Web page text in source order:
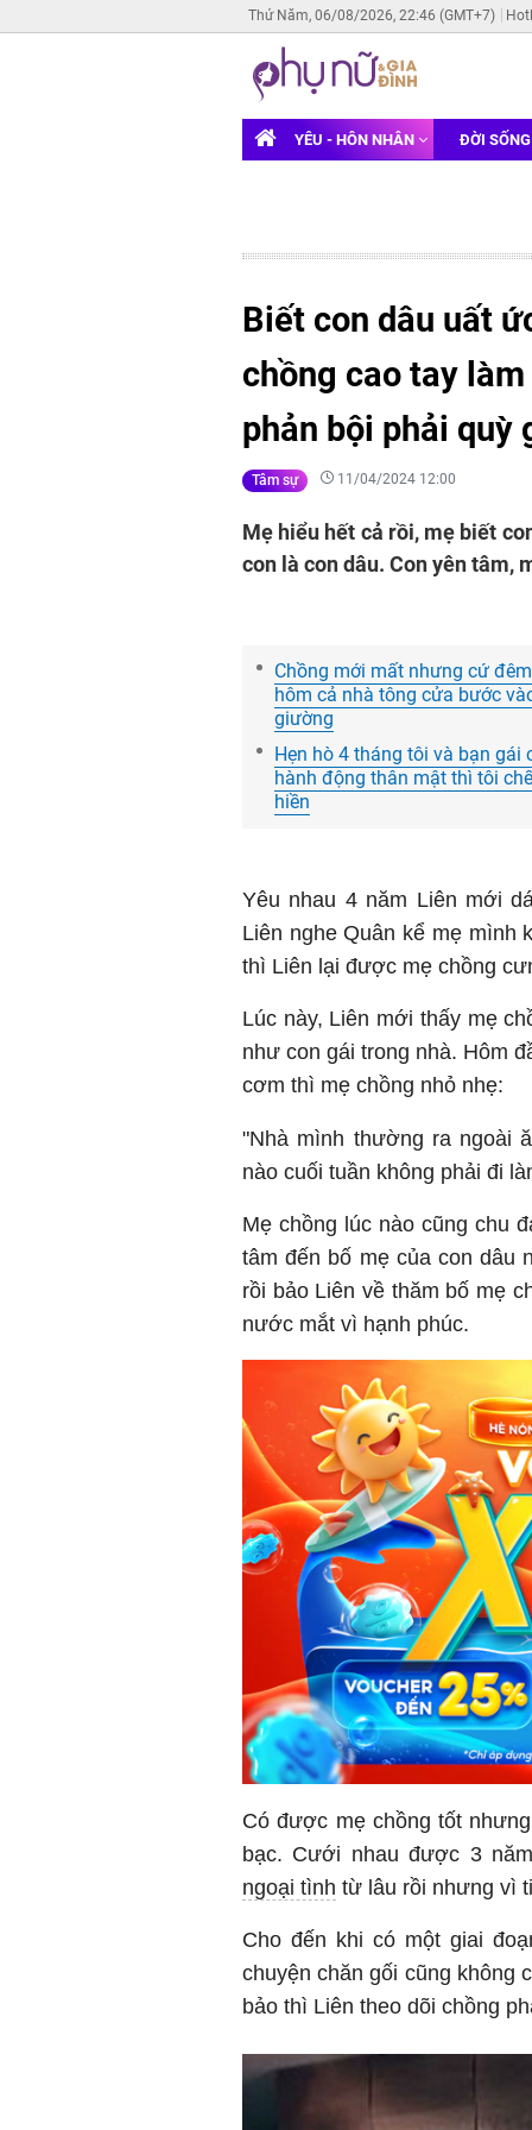
Thứ Năm, 06/08/2026, 22:46 (GMT+7)
YÊU - HÔN NHÂN ĐỜI
Biết con dâu uất
chồng cao tay
phản bội phải quỳ
Tâm sự 11/04/2024 12:00
Mẹ hiểu hết cả rồi, mẹ biết
con là con dâu. Con yên tâm,
Chồng mới mất nhưng cứ
hôm cả nhà tông cửa bước
giường
Hẹn hò 4 tháng tôi và bạn
hành động thân mật thì tôi
hiền
Yêu nhau 4 năm Liên mới
Liên nghe Quân kể mẹ mình
thì Liên lại được mẹ chồng
Lúc này, Liên mới thấy mẹ
như con gái trong nhà. Hôm
cơm thì mẹ chồng nhỏ nhẹ:
"Nhà mình thường ra ngoài
nào cuối tuần không phải đi
Mẹ chồng lúc nào cũng chu
tâm đến bố mẹ của con dâu
rồi bảo Liên về thăm bố mẹ
nước mắt vì hạnh phúc.
Có được mẹ chồng tốt
bạc. Cưới nhau được 3
ngoại tình từ lâu rồi nhưng vì
Cho đến khi có một giai
chuyện chăn gối cũng không
bảo thì Liên theo dõi chồng